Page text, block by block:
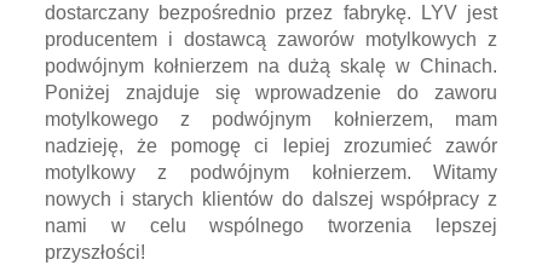
dostarczany bezpośrednio przez fabrykę. LYV jest
producentem i dostawcą zaworów motylkowych z
podwójnym kołnierzem na dużą skalę w Chinach.
Poniżej znajduje się wprowadzenie do zaworu
motylkowego z podwójnym kołnierzem, mam
nadzieję, że pomogę ci lepiej zrozumieć zawór
motylkowy z podwójnym kołnierzem. Witamy
nowych i starych klientów do dalszej współpracy z
nami w celu wspólnego tworzenia lepszej
przyszłości!